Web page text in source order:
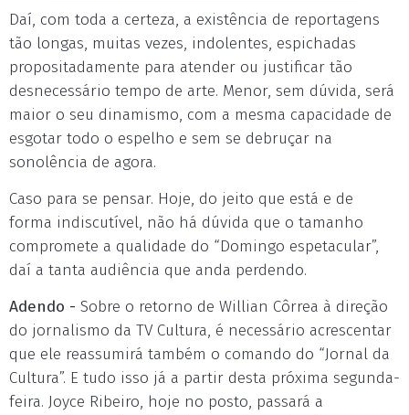
Daí, com toda a certeza, a existência de reportagens
tão longas, muitas vezes, indolentes, espichadas
propositadamente para atender ou justificar tão
desnecessário tempo de arte. Menor, sem dúvida, será
maior o seu dinamismo, com a mesma capacidade de
esgotar todo o espelho e sem se debruçar na
sonolência de agora.
Caso para se pensar. Hoje, do jeito que está e de
forma indiscutível, não há dúvida que o tamanho
compromete a qualidade do “Domingo espetacular”,
daí a tanta audiência que anda perdendo.
Adendo - Sobre o retorno de Willian Côrrea à direção
do jornalismo da TV Cultura, é necessário acrescentar
que ele reassumirá também o comando do “Jornal da
Cultura”. E tudo isso já a partir desta próxima segunda-
feira. Joyce Ribeiro, hoje no posto, passará a